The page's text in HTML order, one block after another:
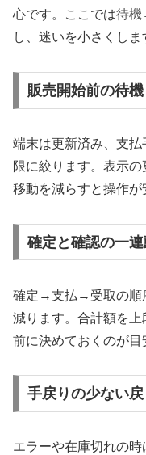
心です。ここでは待
し、迷いを小さくしま
販売開始前の待機
端末は更新済み、支
限に絞ります。表示
移動を減らすと操作が
確定と確認の一
確定→支払→受取の順
減ります。合計額を
前に決めておくのが目
手戻りの少ない
エラーや在庫切れの